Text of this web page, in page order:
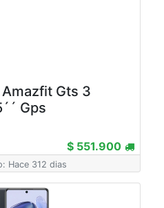
Gts 3
Gps
$ 551.900
Hace 312 dias